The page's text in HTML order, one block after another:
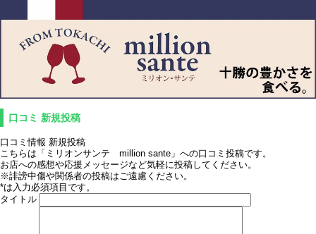
口コミ 新規投稿
口コミ情報 新規投稿
こちらは「ミリオンサンテ million sante」への口コミ投稿です。
お店への感想や応援メッセージなど気軽に投稿してください。
※誹謗中傷や関係者の投稿はご遠慮ください。
*は入力必須項目です。
タイトル